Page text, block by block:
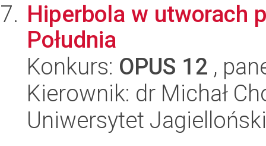
Hiperbola w utworach
Południa
Konkurs: OPUS 12 ,
Kierownik: dr Michał
Uniwersytet